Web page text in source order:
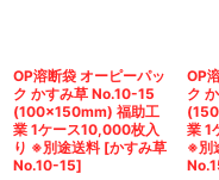
OP溶断袋 オーピーパッ
ク かすみ草 No.10-15
(100×150mm) 福助工
業 1ケース10,000枚入
り ※別途送料 [かすみ草
No.10-15]
OP
ク
業 1
※別